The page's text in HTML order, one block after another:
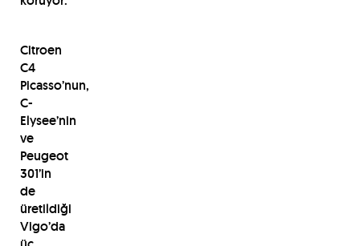
Citroen
C4
Picasso’nun,
C-
Elysee’nin
ve
Peugeot
301’in
de
üretildiği
Vigo’da